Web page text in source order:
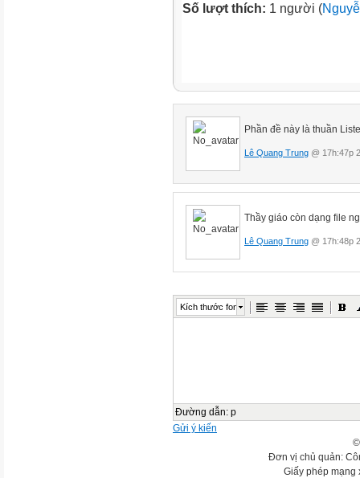
Số lượt thích: 1 người (
Phần đề này là thuần
Lê Quang Trung @ 17h:47p
Thầy giáo còn dạng file
Lê Quang Trung @ 17h:48p
Kích thước font
Đường dẫn: p
Gửi ý kiến
Đơn vị chủ quản:
Giấy phép mạng